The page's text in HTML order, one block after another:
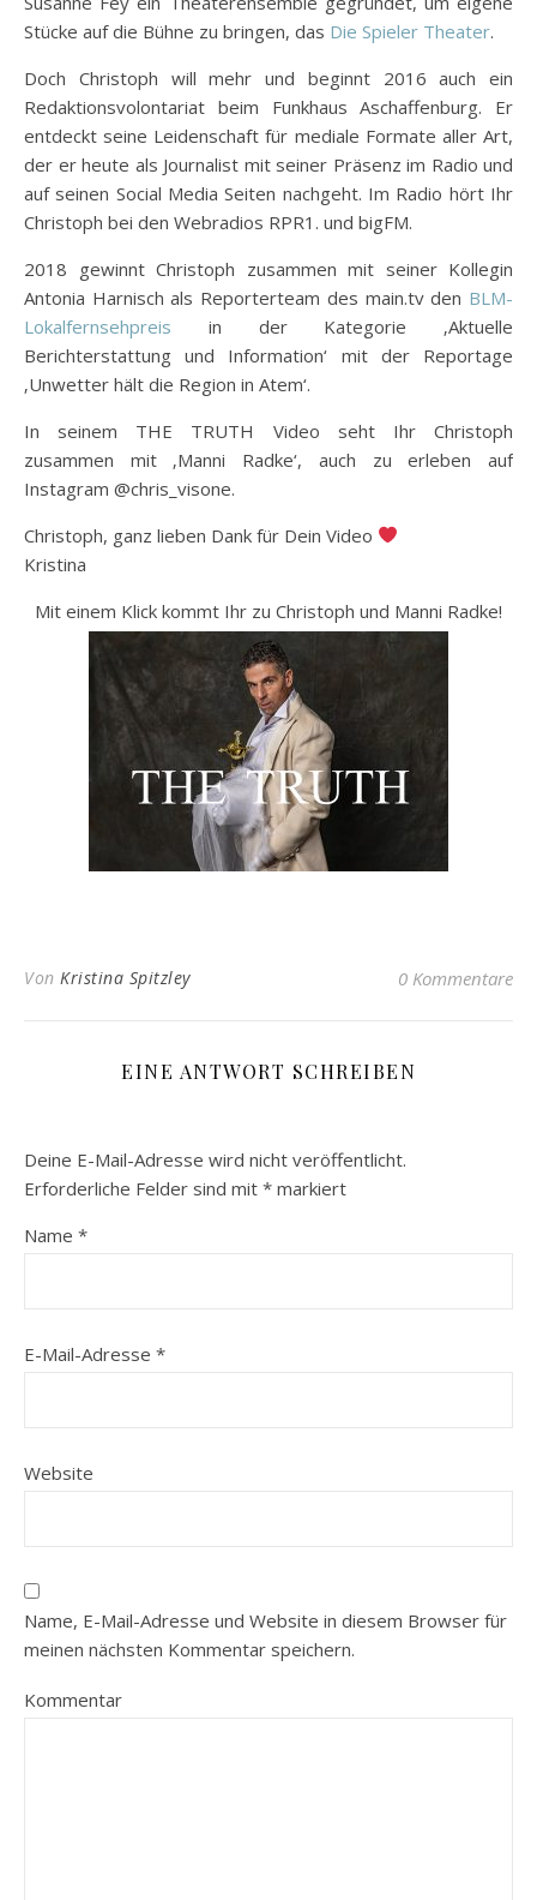
Stücke auf die Bühne zu bringen, das Die Spieler Theater.
Doch Christoph will mehr und beginnt 2016 auch ein
Redaktionsvolontariat beim Funkhaus Aschaffenburg. Er
entdeckt seine Leidenschaft für mediale Formate aller Art,
der er heute als Journalist mit seiner Präsenz im Radio und
auf seinen Social Media Seiten nachgeht. Im Radio hört Ihr
Christoph bei den Webradios RPR1. und bigFM.
2018 gewinnt Christoph zusammen mit seiner Kollegin
Antonia Harnisch als Reporterteam des main.tv den BLM-
Lokalfernsehpreis in der Kategorie ‚Aktuelle
Berichterstattung und Information‘ mit der Reportage
‚Unwetter hält die Region in Atem‘.
In seinem THE TRUTH Video seht Ihr Christoph
zusammen mit ‚Manni Radke‘, auch zu erleben auf
Instagram @chris_visone.
Christoph, ganz lieben Dank für Dein Video
Kristina
Mit einem Klick kommt Ihr zu Christoph und Manni Radke!
Von Kristina Spitzley 0 Kommentare
EINE ANTWORT SCHREIBEN
Deine E-Mail-Adresse wird nicht veröffentlicht.
Erforderliche Felder sind mit * markiert
Name *
E-Mail-Adresse *
Website
Name, E-Mail-Adresse und Website in diesem Browser für
meinen nächsten Kommentar speichern.
Kommentar